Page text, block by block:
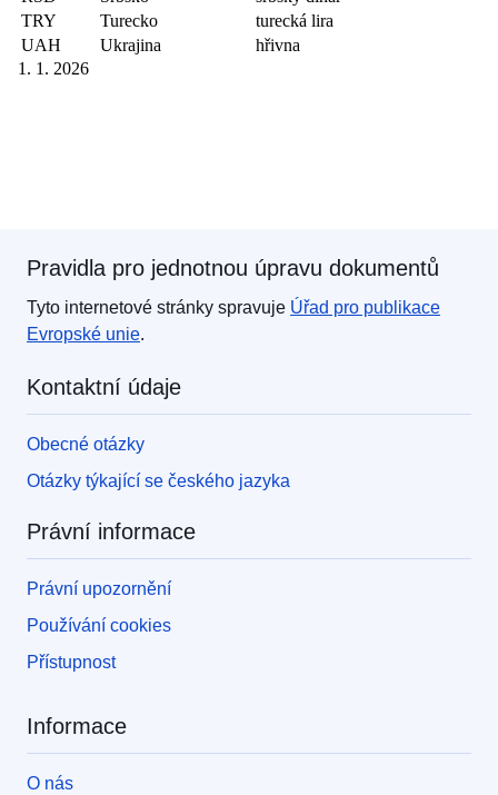
Pravidla pro jednotnou úpravu dokumentů
Tyto internetové stránky spravuje Úřad pro publikace
Evropské unie.
Kontaktní údaje
Obecné otázky
Otázky týkající se českého jazyka
Právní informace
Právní upozornění
Používání cookies
Přístupnost
Informace
O nás